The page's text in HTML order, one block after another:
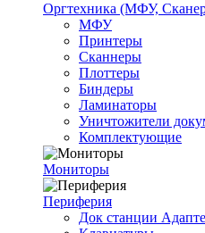
Оргтехника (МФУ,
МФУ
Принтеры
Сканнеры
Плоттеры
Биндеры
Ламинаторы
Уничтожители
Комплектующие
Мониторы
Периферия
Док станции